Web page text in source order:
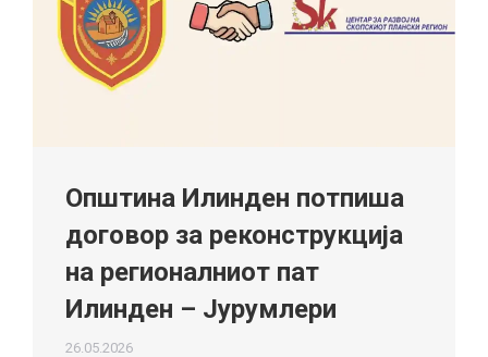
Општина Илинден потпиша
договор за реконструкција
на регионалниот пат
Илинден – Јурумлери
26.05.2026